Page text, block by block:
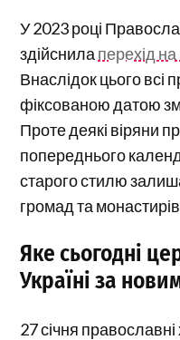
У 2023 році
здійснилаперехід
Внаслідок цього всі
фіксованою датою
Проте деякі віряни
попереднього
старого стилю
громад та
Яке сьогодні
Україні за
27 січня